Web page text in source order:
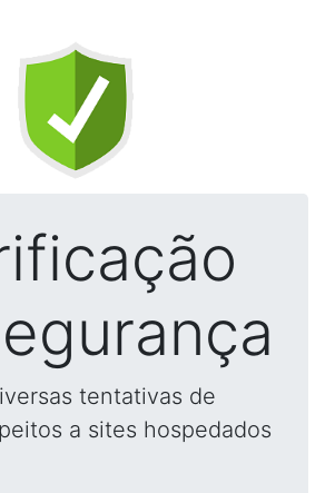
tentativas de
a sites hospedados